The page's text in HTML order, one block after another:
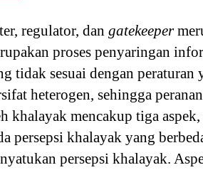
regulator, dan gatekeeper
proses penyaringan
tidak sesuai dengan
heterogen, sehingga
khalayak mencakup tiga
persepsi khalayak yang
persepsi khalayak.